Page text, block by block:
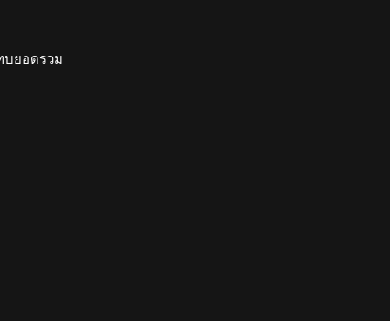
บยอดรวม